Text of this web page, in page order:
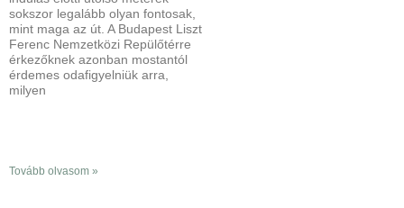
sokszor legalább olyan fontosak,
mint maga az út. A Budapest Liszt
Ferenc Nemzetközi Repülőtérre
érkezőknek azonban mostantól
érdemes odafigyelniük arra,
milyen
Tovább olvasom »